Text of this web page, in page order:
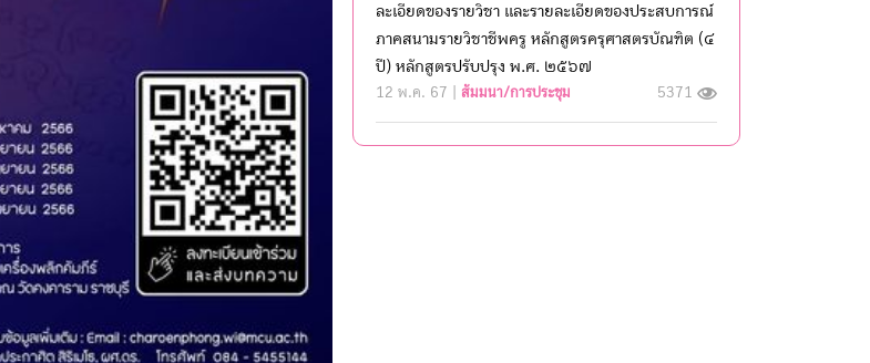
ละเอียดของรายวิชา และรายละเอียดของประสบการณ์
ภาคสนามรายวิชาชีพครู หลักสูตรครุศาสตรบัณฑิต (๔
ปี) หลักสูตรปรับปรุง พ.ศ. ๒๕๖๗
12 พ.ค. 67 | สัมมนา/การประชุม 5371